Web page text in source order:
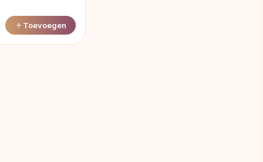
Toevoegen